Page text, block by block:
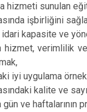
hizmeti sunulan
işbirliğini
idari kapasite ve
hizmet, verimlilik
iyi uygulama
kalite ve
ve haftalarının